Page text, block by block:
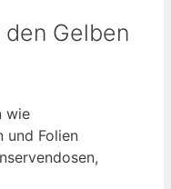
Gelben
wie
und Folien